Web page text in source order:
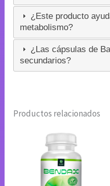
¿Este producto
metabolismo?
¿Las cápsulas de
secundarios?
Productos relacionados